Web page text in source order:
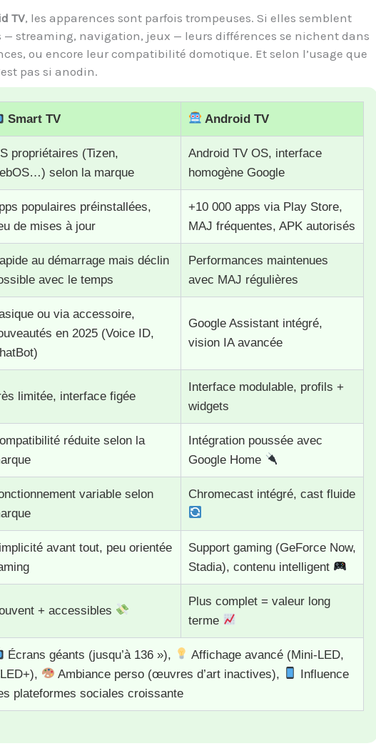
TV, les apparences sont parfois trompeuses. Si elles semblent
— streaming, navigation, jeux — leurs différences se nichent dans
ou encore leur compatibilité domotique. Et selon l’usage que
pas si anodin.
Smart TV Android TV
propriétaires (Tizen,
selon la marque
Android TV OS, interface
homogène Google
populaires préinstallées,
de mises à jour
+10 000 apps via Play Store,
MAJ fréquentes, APK autorisés
au démarrage mais déclin
avec le temps
Performances maintenues
avec MAJ régulières
ou via accessoire,
en 2025 (Voice ID,
Google Assistant intégré,
vision IA avancée
limitée, interface figée
Interface modulable, profils +
widgets
réduite selon la
Intégration poussée avec
Google Home
variable selon
Chromecast intégré, cast fluide
avant tout, peu orientée
Support gaming (GeForce Now,
Stadia), contenu intelligent
+ accessibles
Plus complet = valeur long
terme
Écrans géants (jusqu’à 136 »),
Affichage avancé (Mini-LED,
Ambiance perso (œuvres d’art inactives),
Influence
plateformes sociales croissante